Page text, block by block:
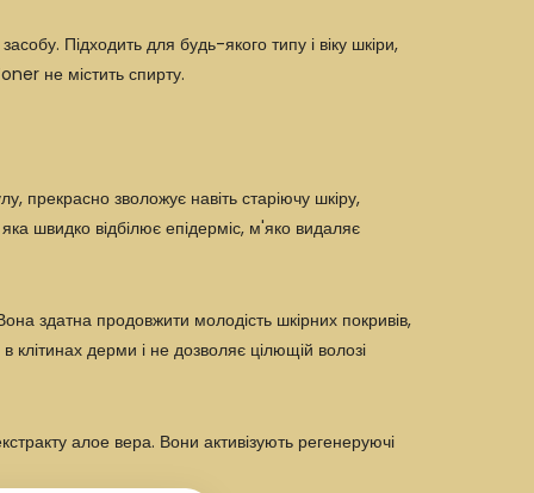
Підходить для будь-якого типу і віку шкіри,
не містить спирту.
прекрасно зволожує навіть старіючу шкіру,
швидко відбілює епідерміс, м'яко видаляє
здатна продовжити молодість шкірних покривів,
дерми і не дозволяє цілющій волозі
алое вера. Вони активізують регенеруючі